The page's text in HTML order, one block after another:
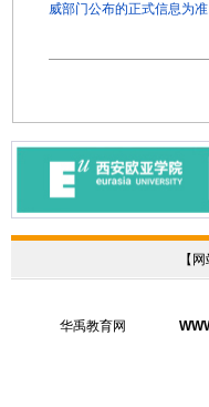
威部门公布的正式信息为准
【
华禹教育网